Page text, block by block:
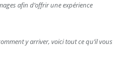
afin d’offrir une expérience
y arriver, voici tout ce qu’il vous